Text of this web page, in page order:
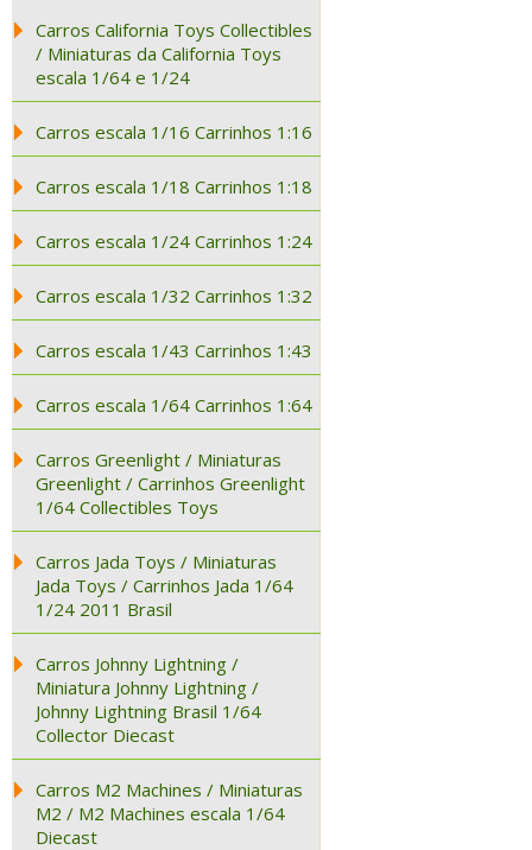
Carros California Toys Collectibles
/ Miniaturas da California Toys
escala 1/64 e 1/24
Carros escala 1/16 Carrinhos 1:16
Carros escala 1/18 Carrinhos 1:18
Carros escala 1/24 Carrinhos 1:24
Carros escala 1/32 Carrinhos 1:32
Carros escala 1/43 Carrinhos 1:43
Carros escala 1/64 Carrinhos 1:64
Carros Greenlight / Miniaturas
Greenlight / Carrinhos Greenlight
1/64 Collectibles Toys
Carros Jada Toys / Miniaturas
Jada Toys / Carrinhos Jada 1/64
1/24 2011 Brasil
Carros Johnny Lightning /
Miniatura Johnny Lightning /
Johnny Lightning Brasil 1/64
Collector Diecast
Carros M2 Machines / Miniaturas
M2 / M2 Machines escala 1/64
Diecast